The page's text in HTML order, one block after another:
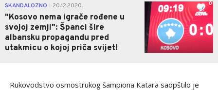
SKANDALOZNO 20.12.2020.
"Kosovo nema igrače rođene u
svojoj zemji": Španci šire
albansku propagandu pred
utakmicu o kojoj priča svijet!
0
Rukovodstvo osmostrukog šampiona Katara saopštilo je